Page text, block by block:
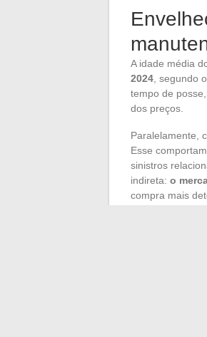
A idade média
2024 , segundo
tempo de
dos preços.
Paralelamente,
Esse
sinistros
indireta: o
compra mais